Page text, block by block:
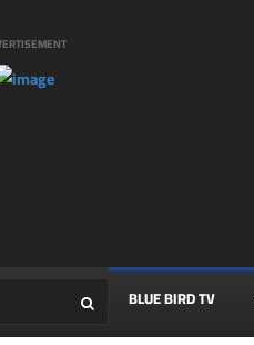
BLUE BIRD TV